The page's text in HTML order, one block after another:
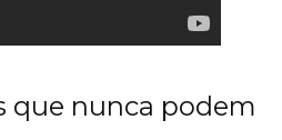
que nunca podem